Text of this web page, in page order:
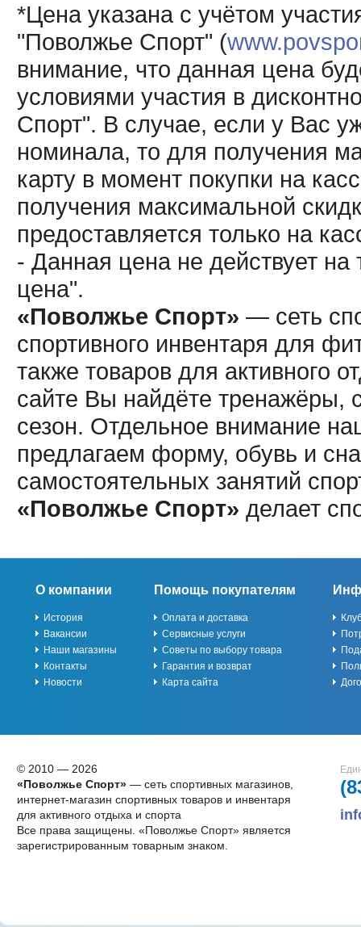
*Цена указана с учётом
"Поволжье Спорт" (
внимание, что данная цена
условиями участия в
Спорт". В случае, если у Вас
номинала, то для получения
карту в момент покупки на
получения максимальной
предоставляется только на
- Данная цена не действует
цена".
«Поволжье Спорт» — сеть
спортивного инвентаря для
также товаров для активного
сайте Вы найдёте тренажёры,
сезон. Отдельное внимание
предлагаем форму, обувь и
самостоятельных занятий
«Поволжье Спорт» делает
О компании
История
Вакансии
Наши магазины
Контакты
Новости
Помощь покупателям
Оплата и доставка
Сервисные услуги
Советы по выбору товара
Гарантия и возврат
Карта сайта
© 2010 — 2026
«Поволжье Спорт»— сеть спортивных магазинов,
интернет-магазин спортивных товаров и инвентаря
для активного отдыха и спорта
Все права защищены. «Поволжье Спорт» является
зарегистрированным товарным знаком.